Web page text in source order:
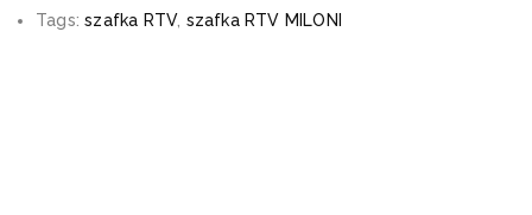
Tags:szafka RTV, szafka RTV MILONI